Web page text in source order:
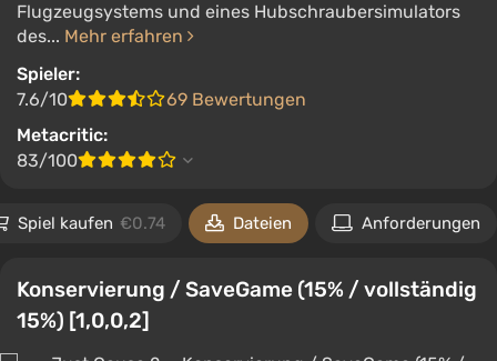
Flugzeugsystems und eines Hubschraubersimulators
des... Mehr erfahren
Spieler:
7.6/10
69 Bewertungen
Metacritic:
83/100
Spiel kaufen €0.74 Dateien Anforderungen
Konservierung / SaveGame (15% / vollständig
15%) [1,0,0,2]